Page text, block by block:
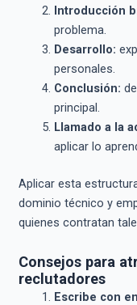
Introducción
problema.
Desarrollo:
personales.
Conclusión:
principal.
Llamado a la
aplicar lo
Aplicar esta
dominio técnico y
quienes contratan
Consejos para
reclutadores
Escribe con